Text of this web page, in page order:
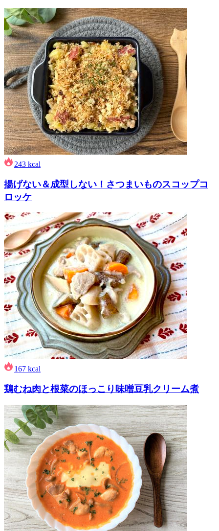
243 kcal
揚げない＆成型しない！さつまいものスコップコ
ロッケ
167 kcal
鶏むね肉と根菜のほっこり味噌豆乳クリーム煮